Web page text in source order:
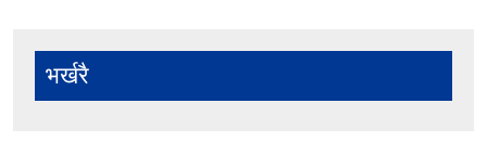
भर्खरै